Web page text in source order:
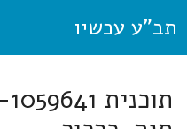
תב"ע עכשיו